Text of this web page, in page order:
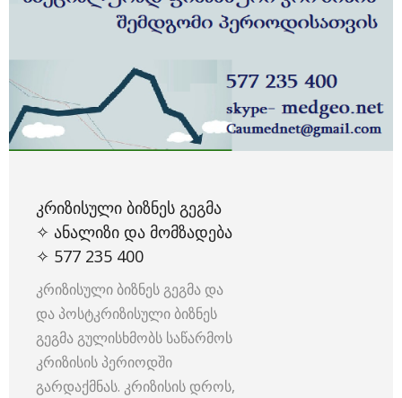
ᲙᲠᲘᲖᲘᲡᲣᲚᲘ ᲑᲘᲖᲜᲔᲡ ᲒᲔᲒᲛᲐ
✧ ᲐᲜᲐᲚᲘᲖᲘ ᲓᲐ ᲛᲝᲛᲖᲐᲓᲔᲑᲐ
✧ 577 235 400
კრიზისული ბიზნეს გეგმა და
და პოსტკრიზისული ბიზნეს
გეგმა გულისხმობს საწარმოს
კრიზისის პერიოდში
გარდაქმნას. კრიზისის დროს,